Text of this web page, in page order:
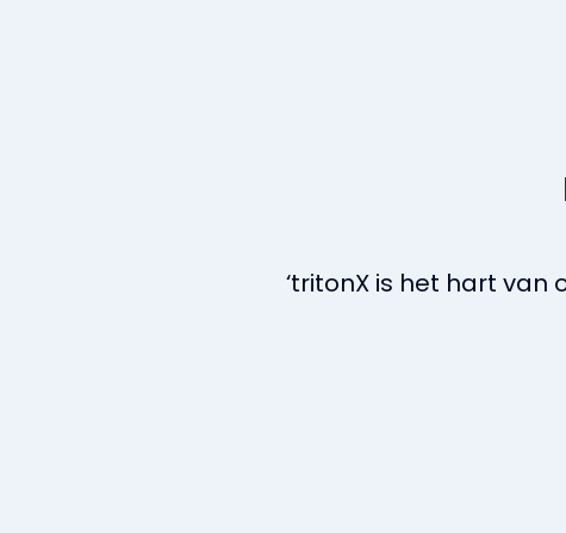
‘tritonX is het hart